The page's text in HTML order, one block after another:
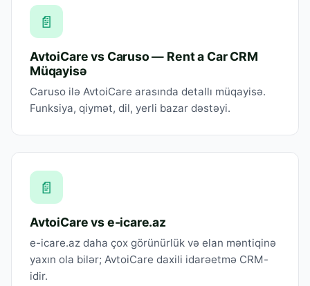
📄
AvtoiCare vs Caruso — Rent a Car CRM
Müqayisə
Caruso ilə AvtoiCare arasında detallı müqayisə.
Funksiya, qiymət, dil, yerli bazar dəstəyi.
📄
AvtoiCare vs e-icare.az
e-icare.az daha çox görünürlük və elan məntiqinə
yaxın ola bilər; AvtoiCare daxili idarəetmə CRM-
idir.